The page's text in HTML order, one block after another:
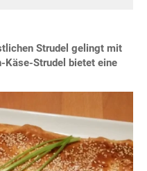
Strudel gelingt mit
Käse-Strudel bietet eine